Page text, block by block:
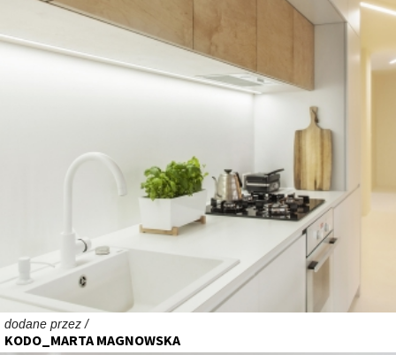
dodane przez /
KODO_MARTA MAGNOWSKA